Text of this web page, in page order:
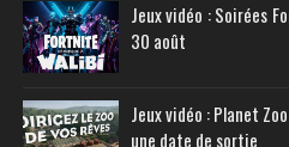
Jeux vidéo : Soirées
30 août
Jeux vidéo : Planet
une date de sortie